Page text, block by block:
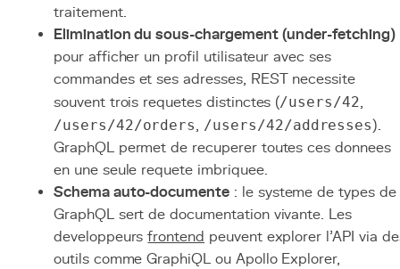
traitement.
Elimination du sous-chargement (under-fetching)
pour afficher un profil utilisateur avec ses
commandes et ses adresses, REST necessite
souvent trois requetes distinctes (/users/42,
/users/42/orders, /users/42/addresses).
GraphQL permet de recuperer toutes ces donnees
en une seule requete imbriquee.
Schema auto-documente : le systeme de types de
GraphQL sert de documentation vivante. Les
developpeursfrontend peuvent explorer l'API via
outils comme GraphiQL ou Apollo Explorer,